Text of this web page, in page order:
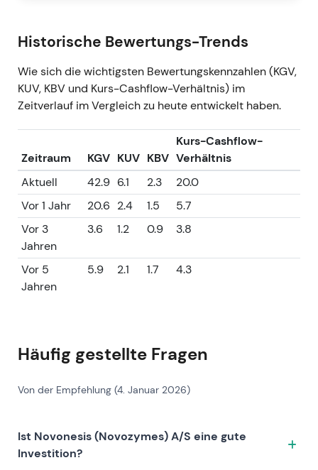
Historische Bewertungs-Trends
Wie sich die wichtigsten Bewertungskennzahlen (KGV,
KUV, KBV und Kurs-Cashflow-Verhältnis) im
Zeitverlauf im Vergleich zu heute entwickelt haben.
Zeitraum KGV KUV KBV
Kurs-Cashflow-
Verhältnis
Aktuell
42.9 6.1 2.3
20.0
Vor 1 Jahr
20.6 2.4 1.5
5.7
Vor 3
Jahren
3.6 1.2 0.9 3.8
Vor 5
Jahren
5.9 2.1 1.7 4.3
Häufig gestellte Fragen
Von der Empfehlung (4. Januar 2026)
Ist Novonesis (Novozymes) A/S eine gute
Investition?